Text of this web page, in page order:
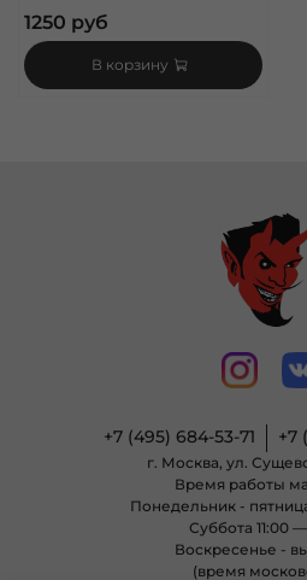
1250 руб
В корзину
+7 (495) 684-53-71 +7
г. Москва, ул.
Время работы
Понедельник -
Суббота 11:00
Воскресенье -
(время